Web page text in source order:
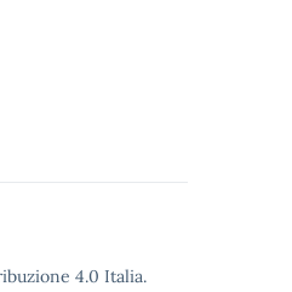
4.0 Italia.